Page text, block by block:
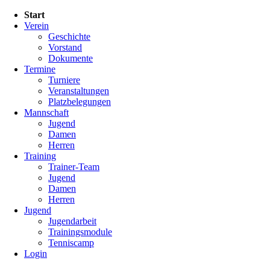
überspringen
Start
Verein
Geschichte
Vorstand
Dokumente
Termine
Turniere
Veranstaltungen
Platzbelegungen
Mannschaft
Jugend
Damen
Herren
Training
Trainer-Team
Jugend
Damen
Herren
Jugend
Jugendarbeit
Trainingsmodule
Tenniscamp
Login